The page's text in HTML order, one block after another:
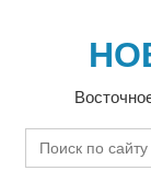
содержимому
Search
for: